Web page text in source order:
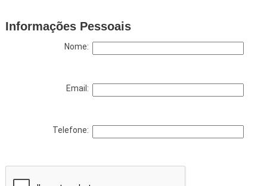
Informações Pessoais
Nome:
Email:
Telefone: